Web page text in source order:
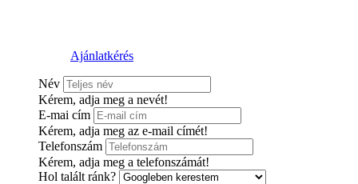
Ajánlatkérés
Név
Kérem, adja meg a nevét!
E-mai cím
Kérem, adja meg az e-mail címét!
Telefonszám
Kérem, adja meg a telefonszámát!
Hol talált ránk?